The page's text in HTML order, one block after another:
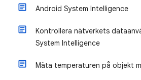
Android System Intelligence
Kontrollera nätverkets
System Intelligence
Mäta temperaturen på objekt